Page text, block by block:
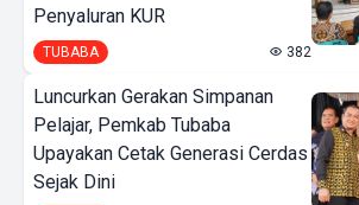
Penyaluran KUR
TUBABA 382
Luncurkan Gerakan Simpanan
Pelajar, Pemkab Tubaba
Upayakan Cetak Generasi Cerdas
Sejak Dini